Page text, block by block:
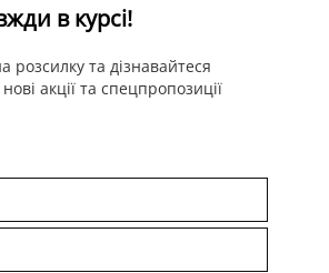
в курсі!
розсилку та дізнавайтеся
акції та спецпропозиції